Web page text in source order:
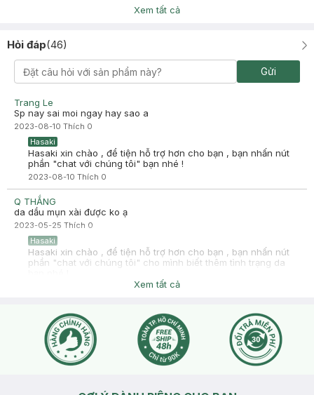
Xem tất cả
Hỏi đáp(46)
Gửi
Trang Le
Sp nay sai moi ngay hay sao a
2023-08-10 Thích 0
Hasaki
Hasaki xin chào , để tiện hỗ trợ hơn cho bạn , bạn nhấn nút
phần "chat với chúng tôi" bạn nhé !
2023-08-10 Thích 0
Q THẮNG
da dầu mụn xài được ko ạ
2023-05-25 Thích 0
Hasaki
Hasaki xin chào , để tiện hỗ trợ hơn cho bạn , bạn nhấn nút
phần "chat với chúng tôi" cho mình biết thêm tình trạng da
Xem tất cả